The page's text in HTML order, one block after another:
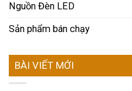
Nguồn Đèn LED
Sản phẩm bán chạy
BÀI VIẾT MỚI